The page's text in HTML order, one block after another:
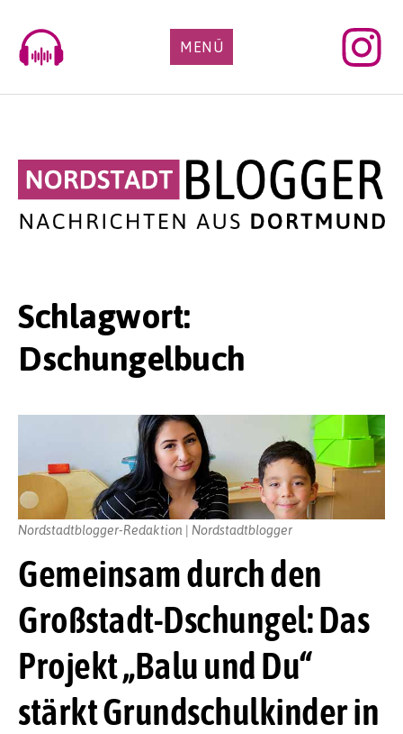
content
MENÜ
Schlagwort:
Dschungelbuch
Gemeinsam durch den
Großstadt-Dschungel: Das
Projekt „Balu und Du“
stärkt Grundschulkinder in
Nordstadtblogger-Redaktion | Nordstadtblogger